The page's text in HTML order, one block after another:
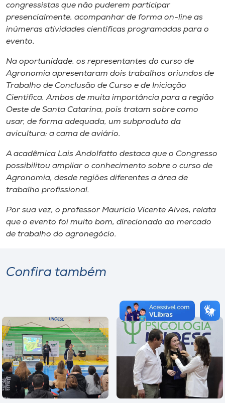
congressistas que não puderem participar
presencialmente, acompanhar de forma on-line as
inúmeras atividades científicas programadas para o
evento.
Na oportunidade, os representantes do curso de
Agronomia apresentaram dois trabalhos oriundos de
Trabalho de Conclusão de Curso e de Iniciação
Científica. Ambos de muita importância para a região
Oeste de Santa Catarina, pois tratam sobre como
usar, de forma adequada, um subproduto da
avicultura: a cama de aviário.
A acadêmica Lais Andolfatto destaca que o Congresso
possibilitou ampliar o conhecimento sobre o curso de
Agronomia, desde regiões diferentes a área de
trabalho profissional.
Por sua vez, o professor Mauricio Vicente Alves, relata
que o evento foi muito bom, direcionado ao mercado
de trabalho do agronegócio.
Confira também